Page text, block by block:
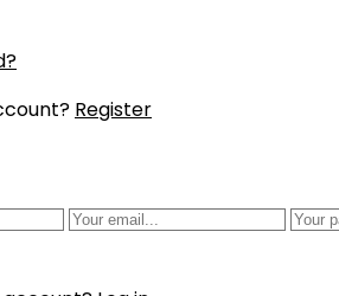
Register